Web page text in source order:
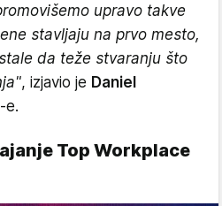
upravo takve
stavljaju na prvo mesto,
da teže stvaranju što
, izjavio je Daniel
e.
Top Workplace